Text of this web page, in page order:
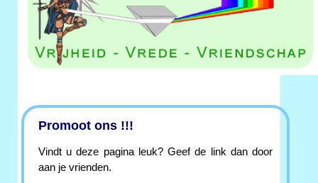
Promoot ons !!!
Vindt u deze pagina leuk? Geef de link dan door
aan je vrienden.